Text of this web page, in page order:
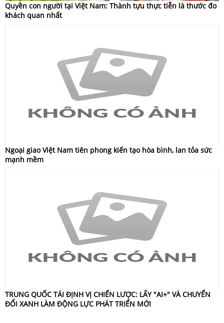
Quyền con người tại Việt Nam: Thành tựu thực tiễn là thước đo
khách quan nhất
Ngoại giao Việt Nam tiên phong kiến tạo hòa bình, lan tỏa sức
mạnh mềm
TRUNG QUỐC TÁI ĐỊNH VỊ CHIẾN LƯỢC: LẤY "AI+" VÀ CHUYỂN
ĐỔI XANH LÀM ĐỘNG LỰC PHÁT TRIỂN MỚI